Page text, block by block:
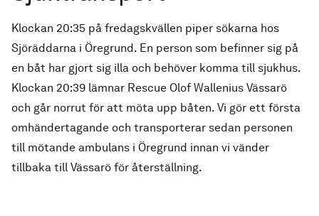
Klockan 20:35 på fredagskvällen piper sökarna hos
Sjöräddarna i Öregrund. En person som befinner sig på
en båt har gjort sig illa och behöver komma till sjukhus.
Klockan 20:39 lämnar Rescue Olof Wallenius Vässarö
och går norrut för att möta upp båten. Vi gör ett första
omhändertagande och transporterar sedan personen
till mötande ambulans i Öregrund innan vi vänder
tillbaka till Vässarö för återställning.